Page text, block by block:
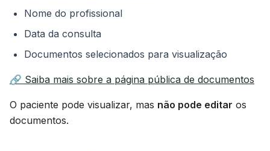
Nome do profissional
Data da consulta
Documentos selecionados para visualização
🔗 Saiba mais sobre a página pública de documentos
O paciente pode visualizar, mas não pode editar os
documentos.